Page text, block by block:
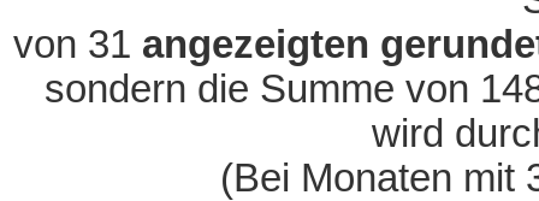
von 31 angezeigten
sondern die Summe von
wird
(Bei Monaten mit